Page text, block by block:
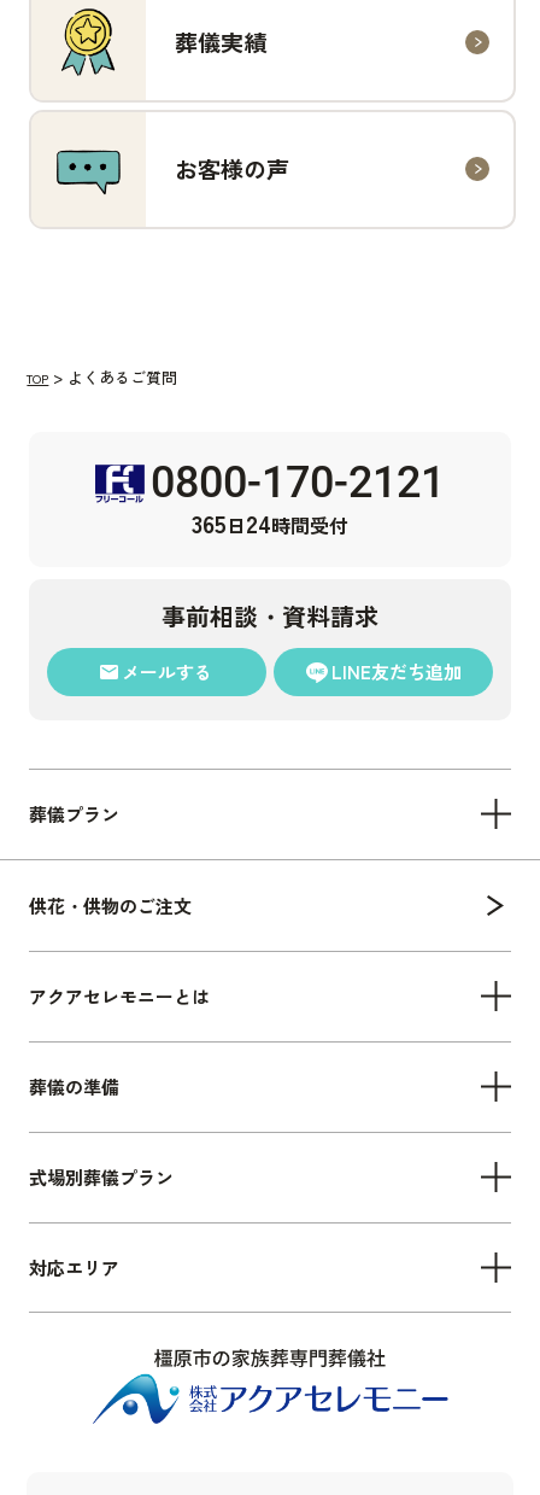
葬儀実績
お客様の声
TOP よくあるご質問
0800-170-2121
365日24時間受付
事前相談・資料請求
メールする LINE友だち追加
葬儀プラン
供花・供物のご注文
アクアセレモニーとは
葬儀の準備
式場別葬儀プラン
対応エリア